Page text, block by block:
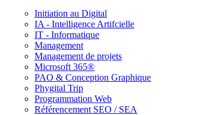
Initiation au Digital
IA - Intelligence Artifcielle
IT - Informatique
Management
Management de projets
Microsoft 365®
PAO & Conception Graphique
Phygital Trip
Programmation Web
Référencement SEO / SEA